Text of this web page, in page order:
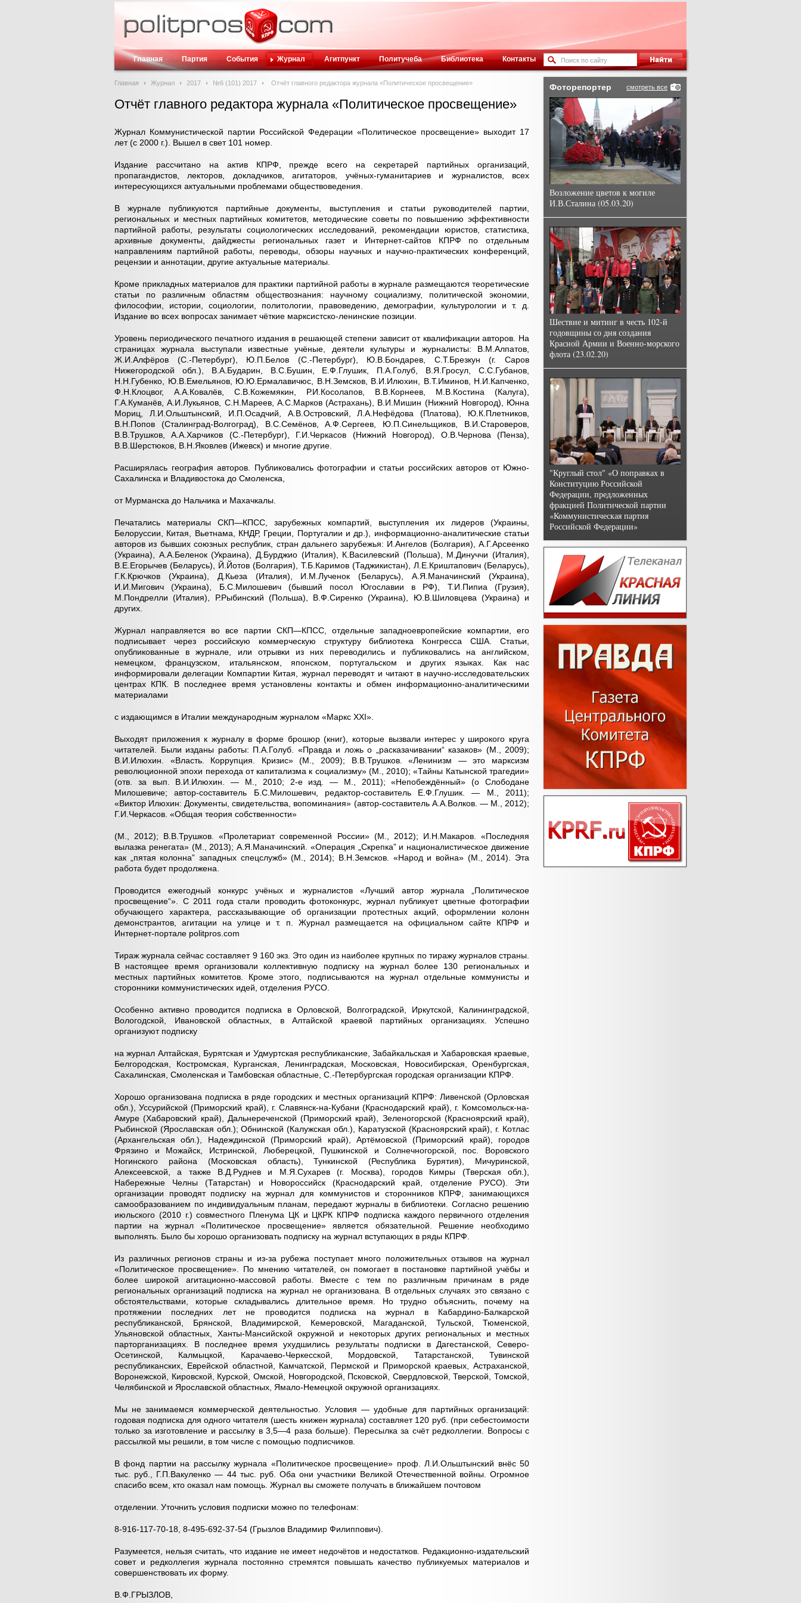
Главная Партия События Журнал Агитпункт Политучеба Библиотека Контакты
Главная Журнал 2017 №6 (101) 2017 Отчёт главного редактора журнала «Политическое просвещение»
Отчёт главного редактора журнала «Политическое просвещение»
Журнал Коммунистической партии Российской Федерации «Политическое просвещение» выходит 17
лет (с 2000 г.). Вышел в свет 101 номер.
Издание рассчитано на актив КПРФ, прежде всего на секретарей партийных организаций,
пропагандистов, лекторов, докладчиков, агитаторов, учёных-гуманитариев и журналистов, всех
интересующихся актуальными проблемами обществоведения.
В журнале публикуются партийные документы, выступления и статьи руководителей партии,
региональных и местных партийных комитетов, методические советы по повышению эффективности
партийной работы, результаты социологических исследований, рекомендации юристов, статистика,
архивные документы, дайджесты региональных газет и Интернет-сайтов КПРФ по отдельным
направлениям партийной работы, переводы, обзоры научных и научно-практических конференций,
рецензии и аннотации, другие актуальные материалы.
Кроме прикладных материалов для практики партийной работы в журнале размещаются теоретические
статьи по различным областям обществознания: научному социализму, политической экономии,
философии, истории, социологии, политологии, правоведению, демографии, культурологии и т. д.
Издание во всех вопросах занимает чёткие марксистско-ленинские позиции.
Уровень периодического печатного издания в решающей степени зависит от квалификации авторов. На
страницах журнала выступали известные учёные, деятели культуры и журналисты: В.М.Алпатов,
Ж.И.Алфёров (С.-Петербург), Ю.П.Белов (С.-Петербург), Ю.В.Бондарев, С.Т.Брезкун (г. Саров
Нижегородской обл.), В.А.Бударин, В.С.Бушин, Е.Ф.Глушик, П.А.Голуб, В.Я.Гросул, С.С.Губанов,
Н.Н.Губенко, Ю.В.Емельянов, Ю.Ю.Ермалавичюс, В.Н.Земсков, В.И.Илюхин, В.Т.Иминов, Н.И.Капченко,
Ф.Н.Клоцвог, А.А.Ковалёв, С.В.Кожемякин, Р.И.Косолапов, В.В.Корнеев, М.В.Костина (Калуга),
Г.А.Куманёв, А.И.Лукьянов, С.Н.Мареев, А.С.Марков (Астрахань), В.И.Мишин (Нижний Новгород), Юнна
Мориц, Л.И.Ольштынский, И.П.Осадчий, А.В.Островский, Л.А.Нефёдова (Платова), Ю.К.Плетников,
В.Н.Попов (Сталинград-Волгоград), В.С.Семёнов, А.Ф.Сергеев, Ю.П.Синельщиков, В.И.Староверов,
В.В.Трушков, А.А.Харчиков (С.-Петербург), Г.И.Черкасов (Нижний Новгород), О.В.Чернова (Пенза),
В.В.Шерстюков, В.Н.Яковлев (Ижевск) и многие другие.
Расширялась география авторов. Публиковались фотографии и статьи российских авторов от Южно-
Сахалинска и Владивостока до Смоленска,
от Мурманска до Нальчика и Махачкалы.
Печатались материалы СКП—КПСС, зарубежных компартий, выступления их лидеров (Украины,
Белоруссии, Китая, Вьетнама, КНДР, Греции, Португалии и др.), информационно-аналитические статьи
авторов из бывших союзных республик, стран дальнего зарубежья: И.Ангелов (Болгария), А.Г.Арсеенко
(Украина), А.А.Беленок (Украина), Д.Бурджио (Италия), К.Василевский (Польша), М.Динуччи (Италия),
В.Е.Егорычев (Беларусь), Й.Йотов (Болгария), Т.Б.Каримов (Таджикистан), Л.Е.Криштапович (Беларусь),
Г.К.Крючков (Украина), Д.Кьеза (Италия), И.М.Лученок (Беларусь), А.Я.Маначинский (Украина),
И.И.Мигович (Украина), Б.С.Милошевич (бывший посол Югославии в РФ), Т.И.Пипиа (Грузия),
М.Пондрелли (Италия), Р.Рыбинский (Польша), В.Ф.Сиренко (Украина), Ю.В.Шиловцева (Украина) и
других.
Журнал направляется во все партии СКП—КПСС, отдельные западноевропейские компартии, его
подписывает через российскую коммерческую структуру библиотека Конгресса США. Статьи,
опубликованные в журнале, или отрывки из них переводились и публиковались на английском,
немецком, французском, итальянском, японском, португальском и других языках. Как нас
информировали делегации Компартии Китая, журнал переводят и читают в научно-исследовательских
центрах КПК. В последнее время установлены контакты и обмен информационно-аналитическими
материалами
с издающимся в Италии международным журналом «Маркс XXI».
Выходят приложения к журналу в форме брошюр (книг), которые вызвали интерес у широкого круга
читателей. Были изданы работы: П.А.Голуб. «Правда и ложь о „расказачивании“ казаков» (М., 2009);
В.И.Илюхин. «Власть. Коррупция. Кризис» (М., 2009); В.В.Трушков. «Ленинизм — это марксизм
революционной эпохи перехода от капитализма к социализму» (М., 2010); «Тайны Катынской трагедии»
(отв. за вып. В.И.Илюхин. — М., 2010; 2-е изд. — М., 2011); «Непобеждённый» (о Слободане
Милошевиче; автор-составитель Б.С.Милошевич, редактор-составитель Е.Ф.Глушик. — М., 2011);
«Виктор Илюхин: Документы, свидетельства, вопоминания» (автор-составитель А.А.Волков. — М., 2012);
Г.И.Черкасов. «Общая теория собственности»
(М., 2012); В.В.Трушков. «Пролетариат современной России» (М., 2012); И.Н.Макаров. «Последняя
вылазка ренегата» (М., 2013); А.Я.Маначинский. «Операция „Скрепка” и националистическое движение
как „пятая колонна” западных спецслужб» (М., 2014); В.Н.Земсков. «Народ и война» (М., 2014). Эта
работа будет продолжена.
Проводится ежегодный конкурс учёных и журналистов «Лучший автор журнала „Политическое
просвещение“». С 2011 года стали проводить фотоконкурс, журнал публикует цветные фотографии
обучающего характера, рассказывающие об организации протестных акций, оформлении колонн
демонстрантов, агитации на улице и т. п. Журнал размещается на официальном сайте КПРФ и
Интернет-портале politpros.com
Тираж журнала сейчас составляет 9 160 экз. Это один из наиболее крупных по тиражу журналов страны.
В настоящее время организовали коллективную подписку на журнал более 130 региональных и
местных партийных комитетов. Кроме этого, подписываются на журнал отдельные коммунисты и
сторонники коммунистических идей, отделения РУСО.
Особенно активно проводится подписка в Орловской, Волгоградской, Иркутской, Калининградской,
Вологодской, Ивановской областных, в Алтайской краевой партийных организациях. Успешно
организуют подписку
на журнал Алтайская, Бурятская и Удмуртская республиканские, Забайкальская и Хабаровская краевые,
Белгородская, Костромская, Курганская, Ленинградская, Московская, Новосибирская, Оренбургская,
Сахалинская, Смоленская и Тамбовская областные, С.-Петербургская городская организации КПРФ.
Хорошо организована подписка в ряде городских и местных организаций КПРФ: Ливенской (Орловская
обл.), Уссурийской (Приморский край), г. Славянск-на-Кубани (Краснодарский край), г. Комсомольск-на-
Амуре (Хабаровский край), Дальнереченской (Приморский край), Зеленогорской (Красноярский край),
Рыбинской (Ярославская обл.); Обнинской (Калужская обл.), Каратузской (Красноярский край), г. Котлас
(Архангельская обл.), Надеждинской (Приморский край), Артёмовской (Приморский край), городов
Фрязино и Можайск, Истринской, Люберецкой, Пушкинской и Солнечногорской, пос. Воровского
Ногинского района (Московская область), Тункинской (Республика Бурятия), Мичуринской,
Алексеевской, а также В.Д.Руднев и М.Я.Сухарев (г. Москва), городов Кимры (Тверская обл.),
Набережные Челны (Татарстан) и Новороссийск (Краснодарский край, отделение РУСО). Эти
организации проводят подписку на журнал для коммунистов и сторонников КПРФ, занимающихся
самообразованием по индивидуальным планам, передают журналы в библиотеки. Согласно решению
июльского (2010 г.) совместного Пленума ЦК и ЦКРК КПРФ подписка каждого первичного отделения
партии на журнал «Политическое просвещение» является обязательной. Решение необходимо
выполнять. Было бы хорошо организовать подписку на журнал вступающих в ряды КПРФ.
Из различных регионов страны и из-за рубежа поступает много положительных отзывов на журнал
«Политическое просвещение». По мнению читателей, он помогает в постановке партийной учёбы и
более широкой агитационно-массовой работы. Вместе с тем по различным причинам в ряде
региональных организаций подписка на журнал не организована. В отдельных случаях это связано с
обстоятельствами, которые складывались длительное время. Но трудно объяснить, почему на
протяжении последних лет не проводится подписка на журнал в Кабардино-Балкарской
республиканской, Брянской, Владимирской, Кемеровской, Магаданской, Тульской, Тюменской,
Ульяновской областных, Ханты-Мансийской окружной и некоторых других региональных и местных
парторганизациях. В последнее время ухудшились результаты подписки в Дагестанской, Северо-
Осетинской, Калмыцкой, Карачаево-Черкесской, Мордовской, Татарстанской, Тувинской
республиканских, Еврейской областной, Камчатской, Пермской и Приморской краевых, Астраханской,
Воронежской, Кировской, Курской, Омской, Новгородской, Псковской, Свердловской, Тверской, Томской,
Челябинской и Ярославской областных, Ямало-Немецкой окружной организациях.
Мы не занимаемся коммерческой деятельностью. Условия — удобные для партийных организаций:
годовая подписка для одного читателя (шесть книжен журнала) составляет 120 руб. (при себестоимости
только за изготовление и рассылку в 3,5—4 раза больше). Пересылка за счёт редколлегии. Вопросы с
рассылкой мы решили, в том числе с помощью подписчиков.
В фонд партии на рассылку журнала «Политическое просвещение» проф. Л.И.Ольштынский внёс 50
тыс. руб., Г.П.Вакуленко — 44 тыс. руб. Оба они участники Великой Отечественной войны. Огромное
спасибо всем, кто оказал нам помощь. Журнал вы сможете получать в ближайшем почтовом
отделении. Уточнить условия подписки можно по телефонам:
8-916-117-70-18, 8-495-692-37-54 (Грызлов Владимир Филиппович).
Разумеется, нельзя считать, что издание не имеет недочётов и недостатков. Редакционно-издательский
совет и редколлегия журнала постоянно стремятся повышать качество публикуемых материалов и
совершенствовать их форму.
В.Ф.ГРЫЗЛОВ,
смотреть все
Фоторепортер
Возложение цветов к могиле
И.В.Сталина (05.03.20)
Шествие и митинг в честь 102-й
годовщины со дня создания
Красной Армии и Военно-морского
флота (23.02.20)
"Круглый стол" «О поправках в
Конституцию Российской
Федерации, предложенных
фракцией Политической партии
«Коммунистическая партия
Российской Федерации»